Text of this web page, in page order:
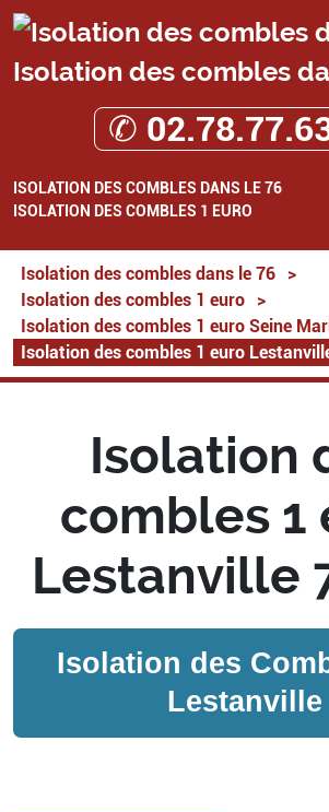
Isolation des combles
✆
ISOLATION DES COMBLES DANS LE 76
ISOLATION DES COMBLES 1 EURO
Isolation des combles dans le 76
>
Isolation des combles 1 euro
>
Isolation des combles 1 euro Seine
Isolation des combles 1 euro
Isolation
combles 1
Lestanville
Isolation des
Lestanville